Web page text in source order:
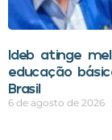
Ideb atinge
educação
Brasil
6 de agosto de 2026